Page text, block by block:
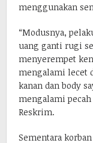
menggunakan
“Modusnya,
uang ganti rugi
menyerempet
mengalami lecet
kanan dan body
mengalami pecah
Reskrim.
Sementara